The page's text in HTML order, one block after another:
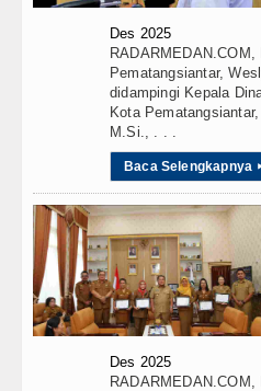
Des 2025
Pematangsiantar,
didampingi Kepala
Kota
M.Si., . . .
Baca Selengkapnya
Des 2025